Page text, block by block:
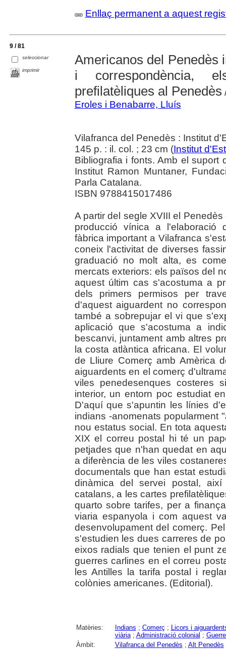
Enllaç permanent a aquest
9 / 81
seleccionar
imprimir
Americanos del Penedès
i correspondència,
prefilatèliques al Penedès
Eroles i Benabarre, Lluís
Vilafranca del Penedès : Institut
145 p. : il. col. ; 23 cm (Institut
Bibliografia i fonts. Amb el suport
Institut Ramon Muntaner,
Parla Catalana.
ISBN 9788415017486
A partir del segle XVIII el
producció vínica a l'elaboració
fàbrica important a Vilafranca
coneix l'activitat de diverses
graduació no molt alta, es
mercats exteriors: els països del
aquest últim cas s'acostuma a
dels primers permisos per
d'aquest aiguardent no
també a sobrepujar el vi que
aplicació que s'acostuma a
bescanvi, juntament amb altres
la costa atlàntica africana. El
de Lliure Comerç amb Amèrica
aiguardents en el comerç
viles penedesenques costeres
interior, un entorn poc estudiat
D'aquí que s'apuntin les línies
indians -anomenats popularment
nou estatus social. En tota
XIX el correu postal hi té un
petjades que n'han quedat en
a diferència de les viles
documentals que han estat
dinàmica del servei postal, així
catalans, a les cartes
quarto sobre tarifes, per a
viaria espanyola i com aquest
desenvolupament del comerç.
s'estudien les dues carreres de
eixos radials que tenien el punt
guerres carlines en el correu
les Antilles la tarifa postal i
colònies americanes. (Editorial).
Matèries: Indians ; Comerç ;
Licors i
viària; Administració colonial ;
Àmbit:
Vilafranca del Penedès ; Alt Penedès